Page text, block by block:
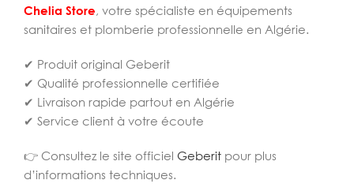
Chelia Store, votre spécialiste en équipements
sanitaires et plomberie professionnelle en Algérie.
✔ Produit original Geberit
✔ Qualité professionnelle certifiée
✔ Livraison rapide partout en Algérie
✔ Service client à votre écoute
👉 Consultez le site officiel Geberit pour plus
d’informations techniques.